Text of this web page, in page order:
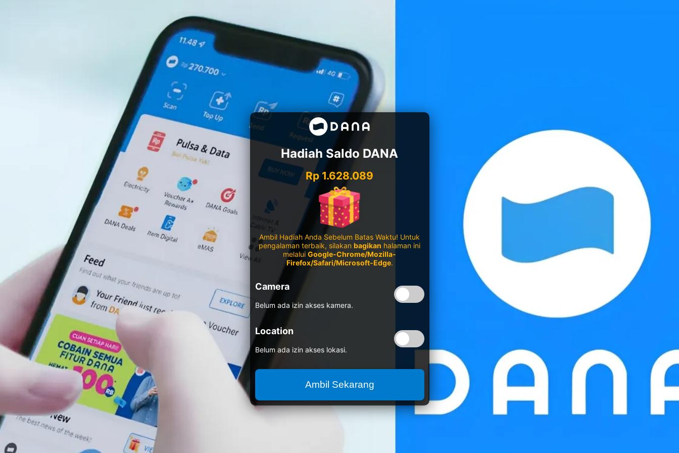
Hadiah Saldo DANA
Rp 1.628.089
Ambil Hadiah Anda Sebelum Batas Waktu! Untuk
pengalaman terbaik, silakan bagikan halaman ini
melalui Google-Chrome/Mozilla-
Firefox/Safari/Microsoft-Edge.
Camera
Belum ada izin akses kamera.
Location
Belum ada izin akses lokasi.
Ambil Sekarang